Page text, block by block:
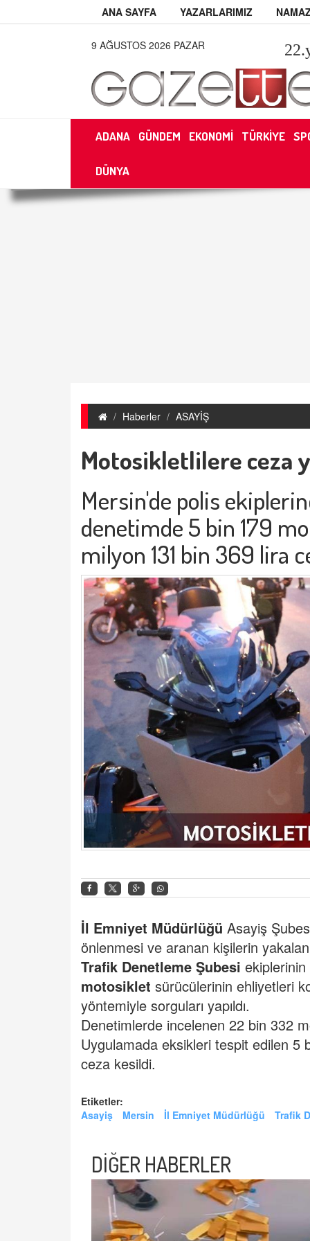
ANA SAYFA YAZARLARIMIZ
9 AĞUSTOS 2026 PAZAR 22
ADANA GÜNDEM EKONOMİ TÜRKİYE
DÜNYA
Haberler ASAYİŞ
Motosikletlilere ceza
Mersin'de polis
denetimde 5 bin 179
milyon 131 bin 369 lira
İl Emniyet Müdürlüğü Asayiş
önlenmesi ve aranan kişilerin
Trafik Denetleme Şubesi ekiplerinin
motosiklet sürücülerinin ehliyetleri
yöntemiyle sorguları yapıldı.
Denetimlerde incelenen 22 bin 332
Uygulamada eksikleri tespit edilen
ceza kesildi.
Etiketler:
Asayiş
Mersin İl Emniyet Müdürlüğü Trafik
DİĞER HABERLER